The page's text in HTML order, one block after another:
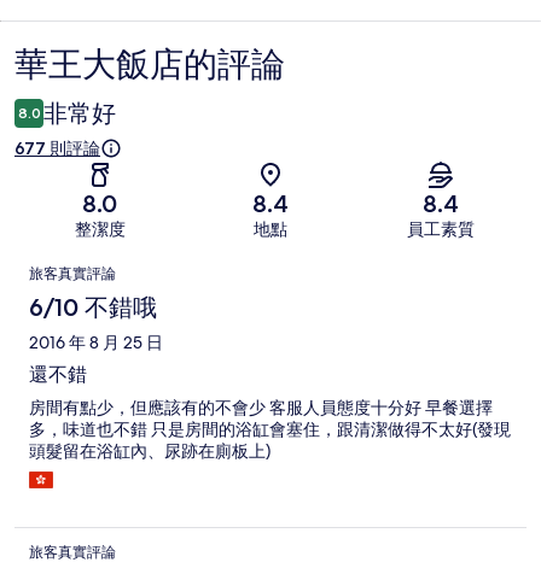
評
論
華王大飯店的評論
8.0 非常好
677 則評論
8.0
整潔度
8.4
地點
8.4
員工素質
評
論
旅客真實評論
6/10 不錯哦
2016 年 8 月 25 日
還不錯
房間有點少，但應該有的不會少 客服人員態度十分好 早餐選擇
多，味道也不錯 只是房間的浴缸會塞住，跟清潔做得不太好(發現
頭髮留在浴缸內、尿跡在廁板上)
旅客真實評論